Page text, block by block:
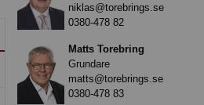
niklas@torebrings.se
0380-478 82
Matts Torebring
Grundare
matts@torebrings.se
0380-478 83